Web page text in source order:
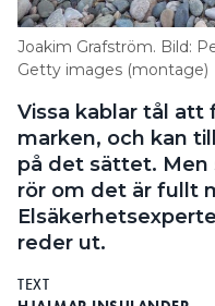
Joakim Grafström. Bild:
Getty images (montage)
Vissa kablar tål att
marken, och kan
på det sättet. Men
rör om det är fullt
reder ut.
TEXT